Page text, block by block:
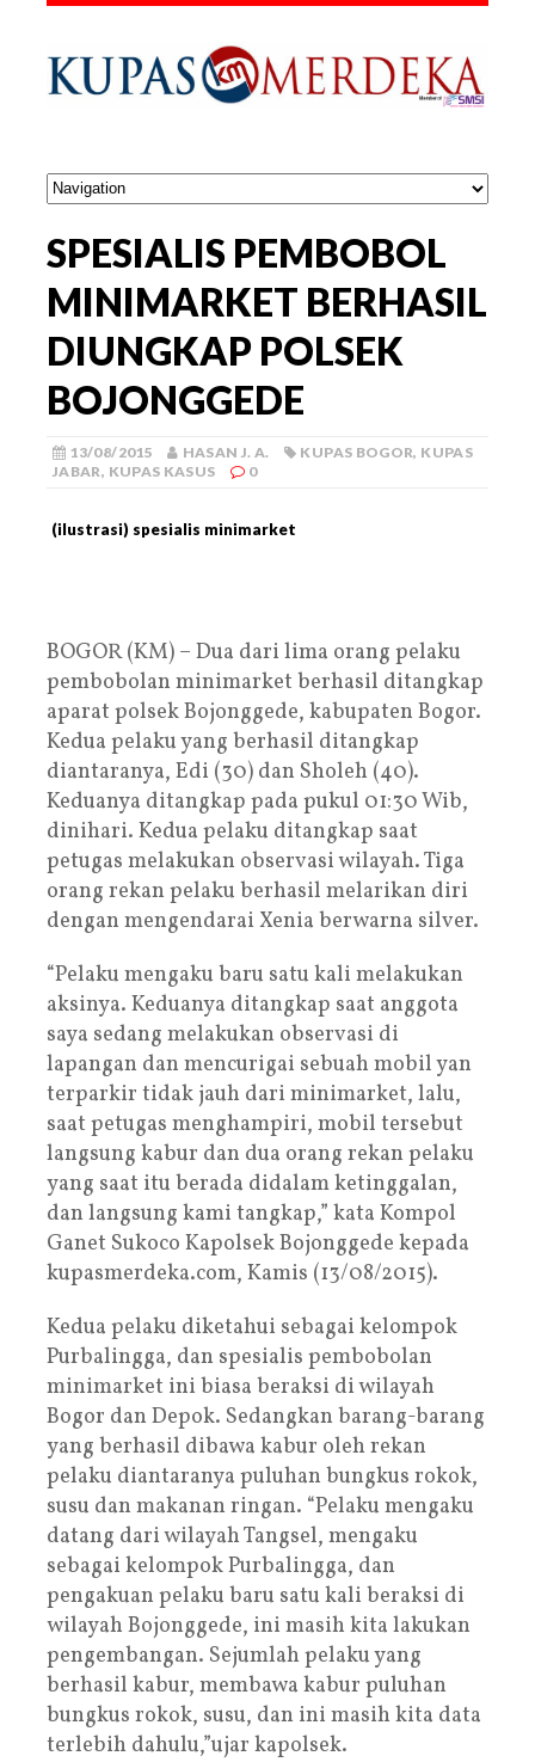
SPESIALIS PEMBOBOL
MINIMARKET BERHASIL
DIUNGKAP POLSEK
BOJONGGEDE
13/08/2015 HASAN J. A. KUPAS BOGOR, KUPAS
JABAR, KUPAS KASUS 0
(ilustrasi) spesialis minimarket
BOGOR (KM) – Dua dari lima orang pelaku
pembobolan minimarket berhasil ditangkap
aparat polsek Bojonggede, kabupaten Bogor.
Kedua pelaku yang berhasil ditangkap
diantaranya, Edi (30) dan Sholeh (40).
Keduanya ditangkap pada pukul 01:30 Wib,
dinihari. Kedua pelaku ditangkap saat
petugas melakukan observasi wilayah. Tiga
orang rekan pelaku berhasil melarikan diri
dengan mengendarai Xenia berwarna silver.
“Pelaku mengaku baru satu kali melakukan
aksinya. Keduanya ditangkap saat anggota
saya sedang melakukan observasi di
lapangan dan mencurigai sebuah mobil yan
terparkir tidak jauh dari minimarket, lalu,
saat petugas menghampiri, mobil tersebut
langsung kabur dan dua orang rekan pelaku
yang saat itu berada didalam ketinggalan,
dan langsung kami tangkap,” kata Kompol
Ganet Sukoco Kapolsek Bojonggede kepada
kupasmerdeka.com, Kamis (13/08/2015).
Kedua pelaku diketahui sebagai kelompok
Purbalingga, dan spesialis pembobolan
minimarket ini biasa beraksi di wilayah
Bogor dan Depok. Sedangkan barang-barang
yang berhasil dibawa kabur oleh rekan
pelaku diantaranya puluhan bungkus rokok,
susu dan makanan ringan. “Pelaku mengaku
datang dari wilayah Tangsel, mengaku
sebagai kelompok Purbalingga, dan
pengakuan pelaku baru satu kali beraksi di
wilayah Bojonggede, ini masih kita lakukan
pengembangan. Sejumlah pelaku yang
berhasil kabur, membawa kabur puluhan
bungkus rokok, susu, dan ini masih kita data
terlebih dahulu,”ujar kapolsek.